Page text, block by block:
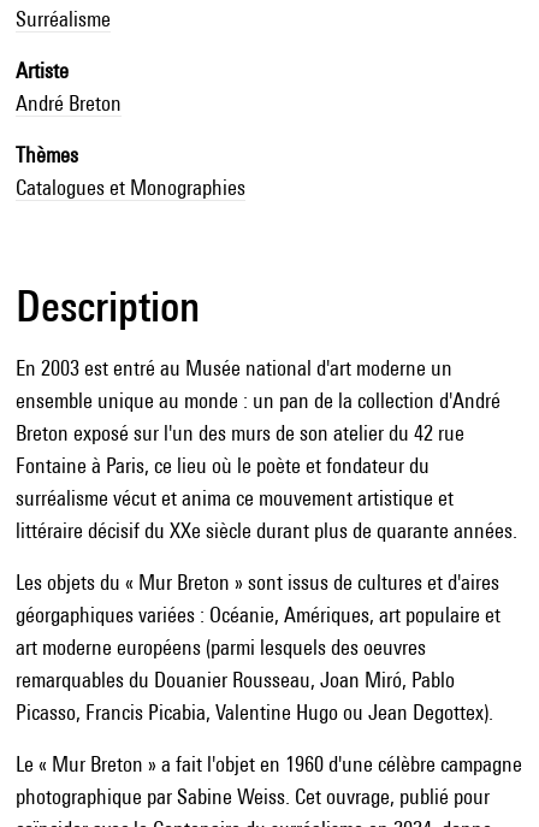
Surréalisme
Artiste
André Breton
Thèmes
Catalogues et Monographies
Description
En 2003 est entré au Musée national d'art moderne un
ensemble unique au monde : un pan de la collection d'André
Breton exposé sur l'un des murs de son atelier du 42 rue
Fontaine à Paris, ce lieu où le poète et fondateur du
surréalisme vécut et anima ce mouvement artistique et
littéraire décisif du XXe siècle durant plus de quarante années.
Les objets du « Mur Breton » sont issus de cultures et d'aires
géorgaphiques variées : Océanie, Amériques, art populaire et
art moderne européens (parmi lesquels des oeuvres
remarquables du Douanier Rousseau, Joan Miró, Pablo
Picasso, Francis Picabia, Valentine Hugo ou Jean Degottex).
Le « Mur Breton » a fait l'objet en 1960 d'une célèbre campagne
photographique par Sabine Weiss. Cet ouvrage, publié pour